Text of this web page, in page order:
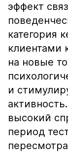
эффект
категория
клиентами
на новые
и
высокий
период